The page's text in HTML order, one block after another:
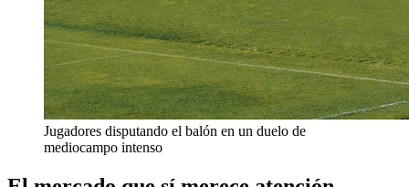
Jugadores disputando el balón en un duelo de
mediocampo intenso